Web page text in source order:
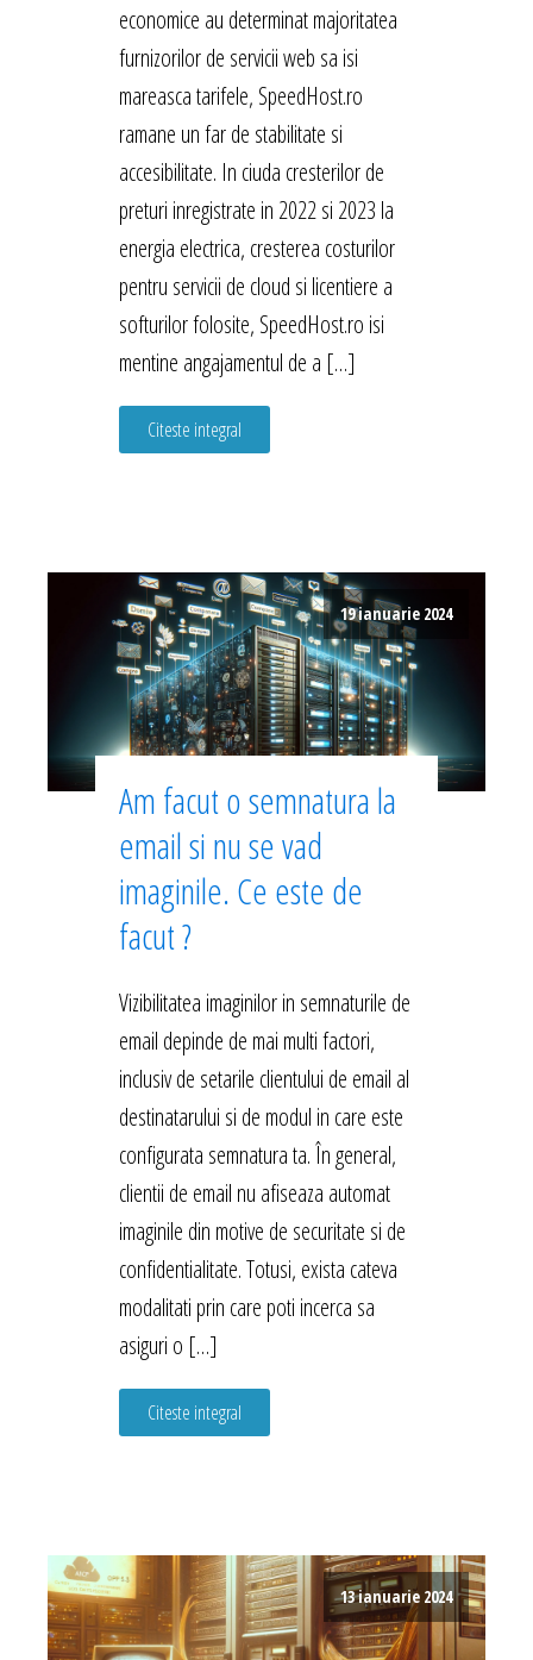
economice au determinat majoritatea
furnizorilor de servicii web sa isi
mareasca tarifele, SpeedHost.ro
ramane un far de stabilitate si
accesibilitate. In ciuda cresterilor de
preturi inregistrate in 2022 si 2023 la
energia electrica, cresterea costurilor
pentru servicii de cloud si licentiere a
softurilor folosite, SpeedHost.ro isi
mentine angajamentul de a […]
Citeste integral
19 ianuarie 2024
Am facut o semnatura la
email si nu se vad
imaginile. Ce este de
facut ?
Vizibilitatea imaginilor in semnaturile de
email depinde de mai multi factori,
inclusiv de setarile clientului de email al
destinatarului si de modul in care este
configurata semnatura ta. În general,
clientii de email nu afiseaza automat
imaginile din motive de securitate si de
confidentialitate. Totusi, exista cateva
modalitati prin care poti incerca sa
asiguri o […]
Citeste integral
13 ianuarie 2024